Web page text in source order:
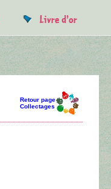
Livre d’or
Retour page
Collectages